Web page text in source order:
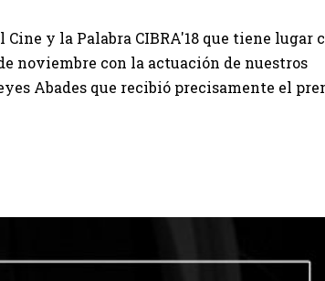
y la Palabra CIBRA'18 que tiene lugar
noviembre con la actuación de nuestros
Abades que recibió precisamente el